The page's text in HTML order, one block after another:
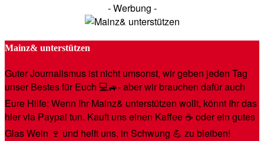
- Werbung -
Mainz& unterstützen
Guter Journalismus ist nicht umsonst, wir geben jeden Tag
unser Bestes für Euch 💻🚙- aber wir brauchen dafür auch
Eure Hilfe: Wenn Ihr Mainz& unterstützen wollt, könnt Ihr das
hier via Paypal tun. Kauft uns einen Kaffee ☕️ oder ein gutes
Glas Wein 🍷 und helft uns, in Schwung 💪 zu bleiben!